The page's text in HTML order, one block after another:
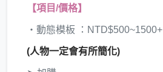
【項目/價格】
・動態模板 ：NTD$500~1500+
(人物一定會有所簡化)